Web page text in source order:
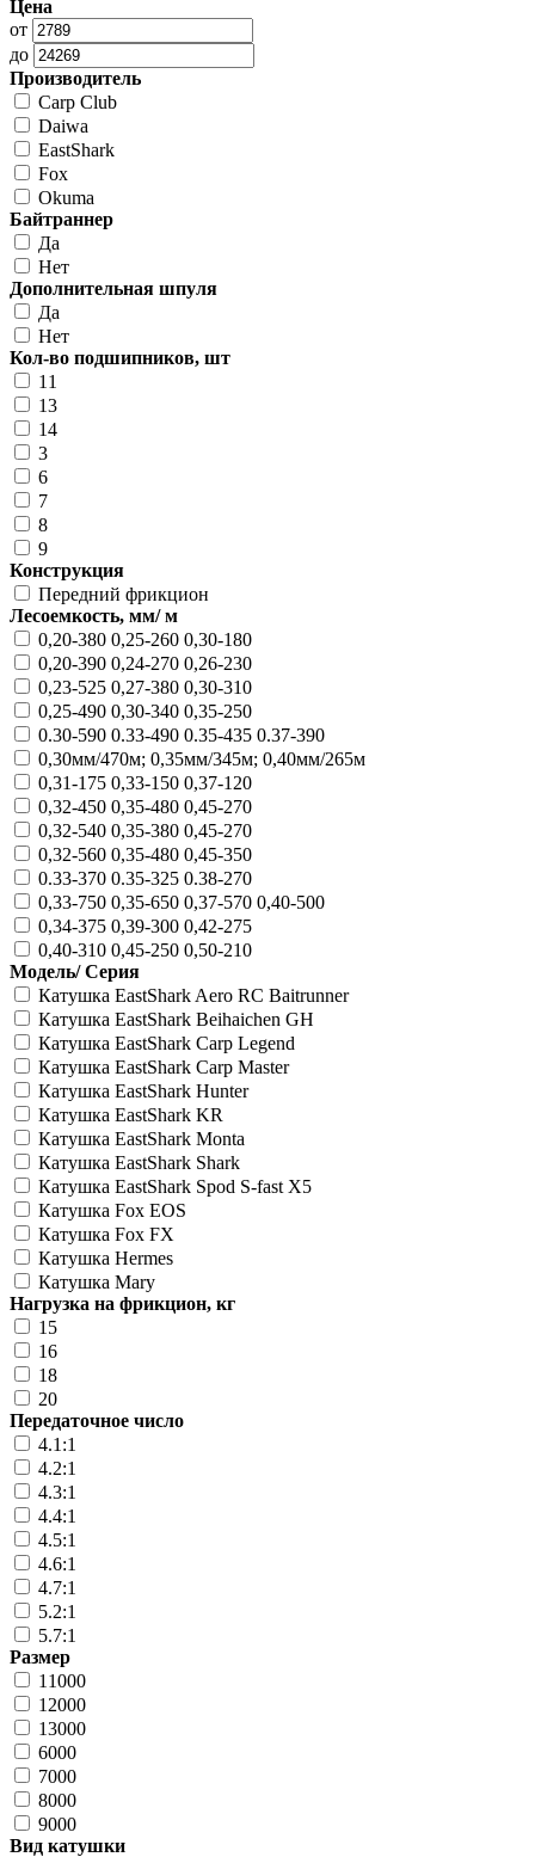
Цена
от
до
Производитель
Carp Club
Daiwa
EastShark
Fox
Okuma
Байтраннер
Да
Нет
Дополнительная шпуля
Да
Нет
Кол-во подшипников, шт
11
13
14
3
6
7
8
9
Конструкция
Передний фрикцион
Лесоемкость, мм/ м
0,20-380 0,25-260 0,30-180
0,20-390 0,24-270 0,26-230
0,23-525 0,27-380 0,30-310
0,25-490 0,30-340 0,35-250
0.30-590 0.33-490 0.35-435 0.37-390
0,30мм/470м; 0,35мм/345м; 0,40мм/265м
0,31-175 0,33-150 0,37-120
0,32-450 0,35-480 0,45-270
0,32-540 0,35-380 0,45-270
0,32-560 0,35-480 0,45-350
0.33-370 0.35-325 0.38-270
0,33-750 0,35-650 0,37-570 0,40-500
0,34-375 0,39-300 0,42-275
0,40-310 0,45-250 0,50-210
Модель/ Серия
Катушка EastShark Aero RC Baitrunner
Катушка EastShark Beihaichen GH
Катушка EastShark Carp Legend
Катушка EastShark Carp Master
Катушка EastShark Hunter
Катушка EastShark KR
Катушка EastShark Monta
Катушка EastShark Shark
Катушка EastShark Spod S-fast X5
Катушка Fox EOS
Катушка Fox FX
Катушка Hermes
Катушка Mary
Нагрузка на фрикцион, кг
15
16
18
20
Передаточное число
4.1:1
4.2:1
4.3:1
4.4:1
4.5:1
4.6:1
4.7:1
5.2:1
5.7:1
Размер
11000
12000
13000
6000
7000
8000
9000
Вид катушки